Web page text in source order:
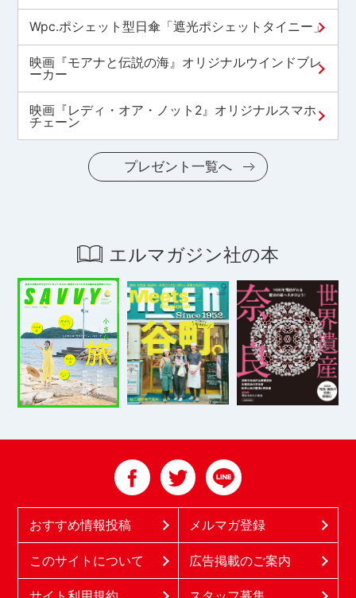
Wpc.ポシェット型日傘「遮光ポシェットタイニー」
映画『モアナと伝説の海』オリジナルウインドブレ
ーカー
映画『レディ・オア・ノット2』オリジナルスマホ
チェーン
プレゼント一覧へ
エルマガジン社の本
おすすめ情報投稿 メルマガ登録
このサイトについて 広告掲載のご案内